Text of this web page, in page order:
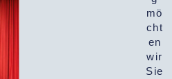
mö
cht
en
wir
Sie